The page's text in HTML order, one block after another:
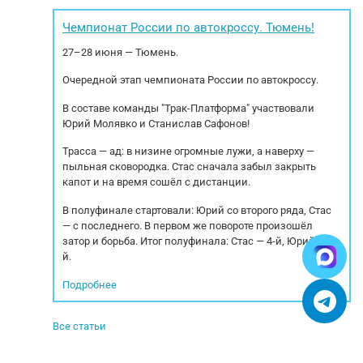
технике и
максимальное давление: 2.0 бара / 3.0 бара.
Частота вращения: 1500 об/мин.
Чемпионат России по автокроссу. Тюмень!
27–28 июня — Тюмень.
Очередной этап чемпионата России по автокроссу.
В составе команды "Трак-Платформа" участвовали
Юрий Молявко и Станислав Сафонов!
Трасса — ад: в низине огромные лужи, а наверху —
пыльная сковородка. Стас сначала забыл закрыть
капот и на время сошёл с дистанции.
В полуфинале стартовали: Юрий со второго ряда, Стас
— с последнего. В первом же повороте произошёл
затор и борьба. Итог полуфинала: Стас — 4-й, Юрий — 5-
й.
Подробнее
Все статьи